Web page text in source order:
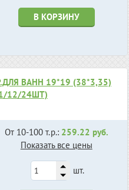
В КОРЗИНУ
ВАНН 19*19 (38*3,35)
12/24ШТ)
От 10-100 т.р.: 259.22 руб.
Показать все цены
шт.